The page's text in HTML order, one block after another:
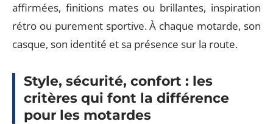
affirmées, finitions mates ou brillantes, inspiration
rétro ou purement sportive. À chaque motarde, son
casque, son identité et sa présence sur la route.
Style, sécurité, confort : les
critères qui font la différence
pour les motardes